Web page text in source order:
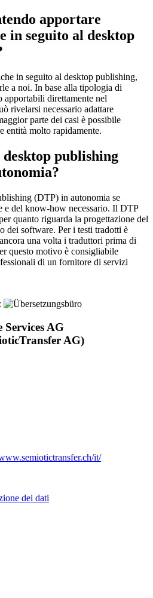
apportare
seguito al desktop
in seguito al desktop publishing,
a noi. In base alla tipologia di
apportabili direttamente nel
rivelarsi necessario adattare
parte dei casi è possibile
entità molto rapidamente.
publishing
(DTP) in autonomia se
e del know-how necessario. Il DTP
quanto riguarda la progettazione del
dei software. Per i testi tradotti è
una volta i traduttori prima di
questo motivo è consigliabile
di un fornitore di servizi
Services AG
AG)
it/
dei dati